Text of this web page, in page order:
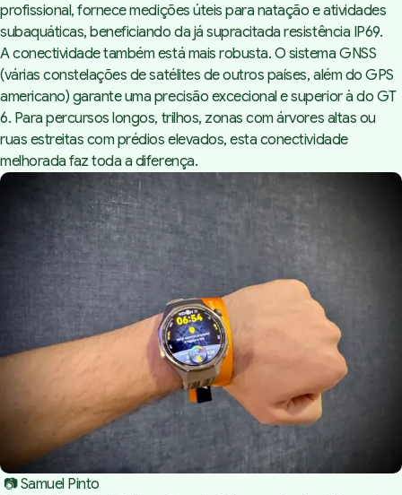
profissional, fornece medições úteis para natação e atividades
subaquáticas, beneficiando da já supracitada resistência IP69.
A conectividade também está mais robusta. O sistema GNSS
(várias constelações de satélites de outros países, além do GPS
americano) garante uma precisão excecional e superior à do GT
6. Para percursos longos, trilhos, zonas com árvores altas ou
ruas estreitas com prédios elevados, esta conectividade
melhorada faz toda a diferença.
📷 Samuel Pinto